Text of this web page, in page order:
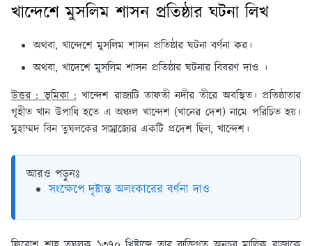
খান্দেশে মুসলিম শাসন প্রতিষ্ঠার ঘটনা লিখ
অথবা, খান্দেশে মুসলিম শাসন প্রতিষ্ঠার ঘটনা বর্ণনা কর।
অথবা, খাদেশে মুসলিম শাসন প্রতিষ্ঠার ঘটনার বিবরণ দাও ।
উত্তর : ভূমিকা :খান্দেশ রাজ্যটি তাফতী নদীর তীরে অবস্থিত। প্রতিষ্ঠাতার
গৃহীত খান উপাধি হতে এ অঞ্চল খান্দেশ (খানের দেশ) নামে পরিচিত হয়।
মুহাম্মদ বিন তুঘলকের সাম্রাজ্যের একটি প্রদেশ ছিল, খান্দেশ।
আরও পড়ুনঃ
সংক্ষেপে দৃষ্টান্ত অলংকারের বর্ণনা দাও